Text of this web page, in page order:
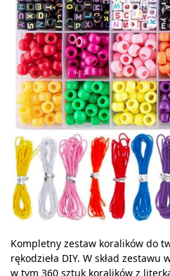
Kompletny zestaw koralików do
rękodzieła DIY. W skład
w tym 360 sztuk koralików z